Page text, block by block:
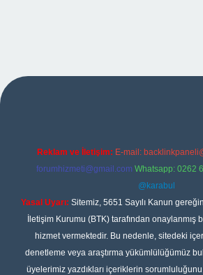
Reklam ve İletişim: E-mail:
forumhizmeti@gmail.com Whatsapp: 0262
@karabul
Yasal Uyarı: Sitemiz, 5651 Sayılı Kanun
İletişim Kurumu (BTK) tarafından onaylanmış
hizmet vermektedir. Bu nedenle, sitedeki
denetleme veya araştırma yükümlülüğümüz
üyelerimiz yazdıkları içeriklerin